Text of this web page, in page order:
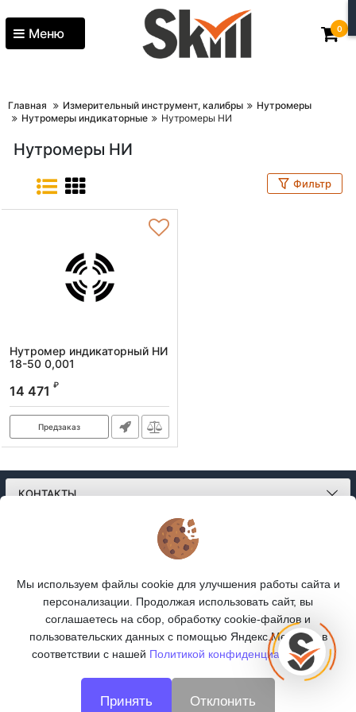
Меню 0
Главная Измерительный инструмент, калибры
Нутромеры
Нутромеры индикаторные
Нутромеры НИ
Нутромеры НИ
Фильтр
Нутромер индикаторный НИ
18-50 0,001
DBGHP185001
14 471 ₽
Предзаказ
КОНТАКТЫ
ПОДПИСКА
Мы используем файлы cookie для улучшения работы сайта и
персонализации. Продолжая использовать сайт, вы
соглашаетесь на сбор, обработку cookie-файлов и
пользовательских данных с помощью Яндекс.Метрика, в
соответствии с нашей Политикой конфиденциальности.
Принять Отклонить